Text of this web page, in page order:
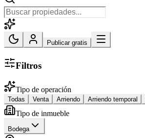
Publicar gratis
Filtros
Tipo de operación
Todas Venta Arriendo Arriendo temporal
Tipo de inmueble
Bodega